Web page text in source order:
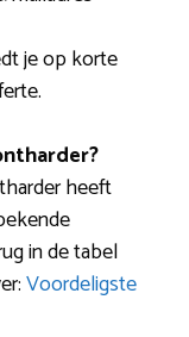
je op korte
heeft
in de tabel
Voordeligste